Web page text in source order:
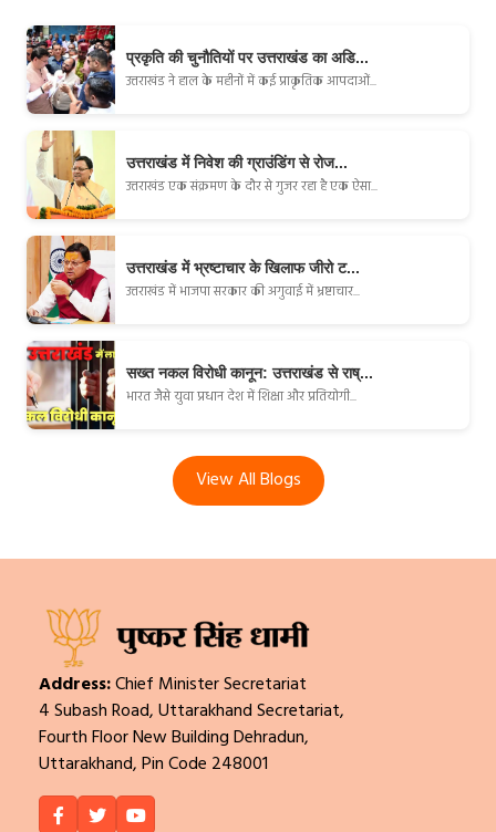
प्रकृति की चुनौतियों पर उत्तराखंड का अडि...
उत्तराखंड ने हाल के महीनों में कई प्राकृतिक आपदाओं...
उत्तराखंड में निवेश की ग्राउंडिंग से रोज...
उत्तराखंड एक संक्रमण के दौर से गुजर रहा है एक ऐसा...
उत्तराखंड में भ्रष्टाचार के खिलाफ जीरो ट...
उत्तराखंड में भाजपा सरकार की अगुवाई में भ्रष्टाचार...
सख्त नकल विरोधी कानून: उत्तराखंड से राष्...
भारत जैसे युवा प्रधान देश में शिक्षा और प्रतियोगी...
View All Blogs
Address:Chief Minister Secretariat
4 Subash Road, Uttarakhand Secretariat,
Fourth Floor New Building Dehradun,
Uttarakhand, Pin Code 248001